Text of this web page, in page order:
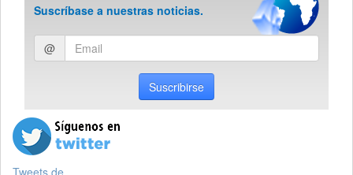
Suscríbase a nuestras noticias.
Ingresar
email
@
Suscribirse